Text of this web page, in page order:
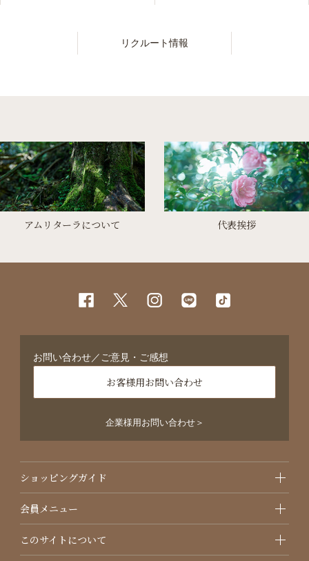
リクルート情報
アムリターラについて 代表挨拶
お問い合わせ／ご意見・ご感想
お客様用お問い合わせ
企業様用お問い合わせ＞
ショッピングガイド
会員メニュー
このサイトについて